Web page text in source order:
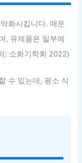
화시킵니다. 매운
, 유제품은 일부에
: 소화기학회 2022)
수 있는데, 평소 식